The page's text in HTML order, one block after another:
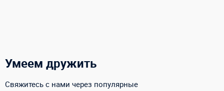
Умеем дружить
Свяжитесь с нами через популярные